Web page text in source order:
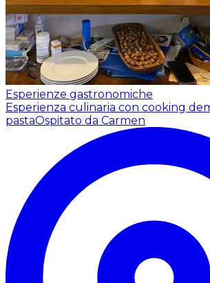
Esperienze gastronomiche
Esperienza culinaria con cooking
pastaOspitato da Carmen